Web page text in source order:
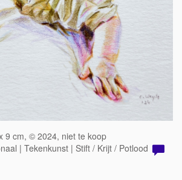
9 cm, © 2024, niet te koop
| Tekenkunst | Stift / Krijt / Potlood